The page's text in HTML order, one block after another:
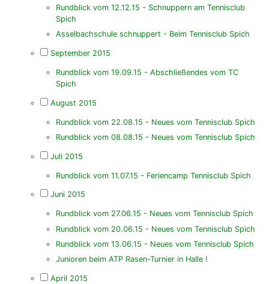
Rundblick vom 12.12.15 - Schnuppern am Tennisclub
Spich
Asselbachschule schnuppert - Beim Tennisclub Spich
September 2015
Rundblick vom 19.09.15 - Abschließendes vom TC
Spich
August 2015
Rundblick vom 22.08.15 - Neues vom Tennisclub Spich
Rundblick vom 08.08.15 - Neues vom Tennisclub Spich
Juli 2015
Rundblick vom 11.07.15 - Feriencamp Tennisclub Spich
Juni 2015
Rundblick vom 27.06.15 - Neues vom Tennisclub Spich
Rundblick vom 20.06.15 - Neues vom Tennisclub Spich
Rundblick vom 13.06.15 - Neues vom Tennisclub Spich
Junioren beim ATP Rasen-Turnier in Halle !
April 2015